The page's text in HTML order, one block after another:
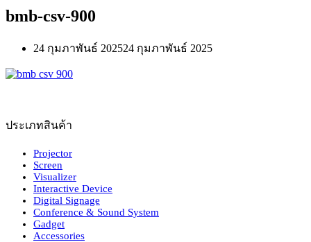
bmb-csv-900
24 กุมภาพันธ์ 202524 กุมภาพันธ์ 2025
ประเภทสินค้า
Projector
Screen
Visualizer
Interactive Device
Digital Signage
Conference & Sound System
Gadget
Accessories